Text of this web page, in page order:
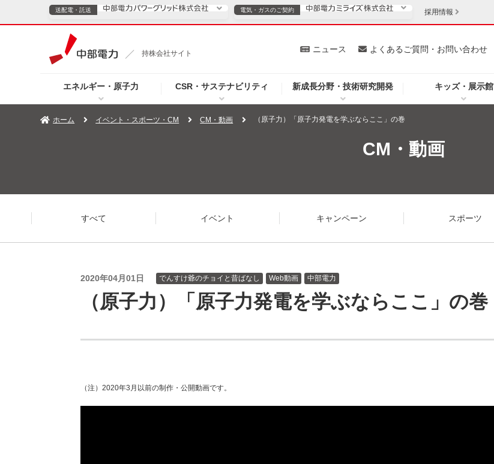
持株会社サイト
エネルギー・原子力 CSR・サステナビリティ 新成長分野・技術研究開発 キッズ・展示館
ニュース よくあるご質問・お問い合わせ
送配電・託送
TOPページへ ご案内 安定供給
企業情報
（新しいウィンドウを開きます）
よくあるご質問・お問い合わせ（新しいウィンドウを開きます）
電気・ガスのご契約
電気・ガスのご契約
TOPページへ 個人のお客さま 法人のお客さま
プレスリリース （新しいウィンドウを開きます）
お知らせ （新しいウィンドウを開きます）
よくあるご質問・お問い合わせ （新しいウィンドウを開きます）
採用情報
ホーム イベント・スポーツ・CM CM・動画 （原子力）「原子力発電を学ぶならここ」の巻
CM・動画
すべて イベント キャンペーン スポーツ
2020年04月01日 でんすけ爺のチョイと昔ばなし Web動画 中部電力
（原子力）「原子力発電を学ぶならここ」の巻
（注）2020年3月以前の制作・公開動画です。